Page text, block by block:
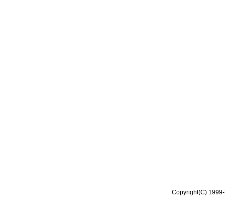
Copyright(C)